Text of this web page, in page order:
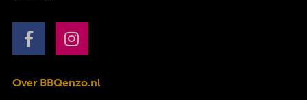
Over BBQenzo.nl